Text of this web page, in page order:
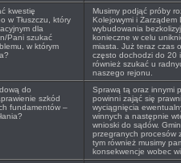
kwestię
w Tłuszczu, który
dla
Pani szukać
w którym
Musimy podjąć próby
Kolejowymi i Zarządem
wybudowania
konieczne w celu
miasta. Już teraz czas
często dochodzi do 20
również szukać u
naszego rejonu.
do
szkód
fundamentów –
Sprawą tą oraz innymi
powinni zająć się
wyciągnięcia
winnych a następnie
wnioski do sądów.
przegranych procesów
tym również musimy
konsekwencje wobec